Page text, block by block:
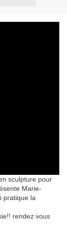
sculpture pour
Marie-
pratique la
rendez vous